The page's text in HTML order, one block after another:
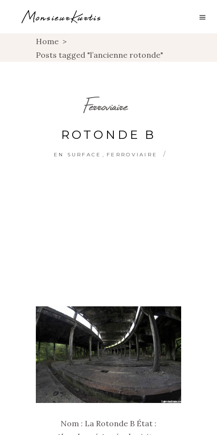
Home >
Posts tagged "l’ancienne rotonde"
Ferroviaire
ROTONDE B
EN SURFACE FERROVIAIRE
Nom : La Rotonde B État :